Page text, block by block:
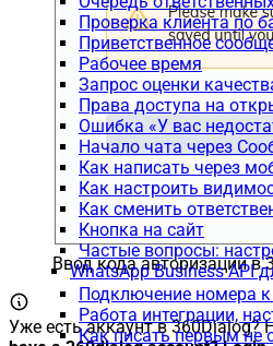
Проверка клиента по
Приветственное
Рабочее время
Запрос оценки
Права доступа на
Ошибка «У вас
Начало чата через
Как написать через
Как настроить
Как сменить
Кнопка на сайт
Частые вопросы:
WhatsApp Business API
Подключение номера
Работа интеграции,
Как писать первым не
Ввод кода авторизации в
Уже есть аккаунт в